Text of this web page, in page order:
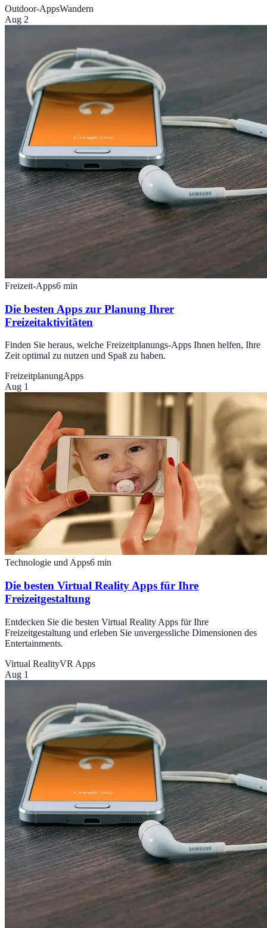
Outdoor-AppsWandern
Aug 2
Freizeit-Apps6 min
Die besten Apps zur Planung Ihrer
Freizeitaktivitäten
Finden Sie heraus, welche Freizeitplanungs-Apps Ihnen helfen, Ihre
Zeit optimal zu nutzen und Spaß zu haben.
FreizeitplanungApps
Aug 1
Technologie und Apps6 min
Die besten Virtual Reality Apps für Ihre
Freizeitgestaltung
Entdecken Sie die besten Virtual Reality Apps für Ihre
Freizeitgestaltung und erleben Sie unvergessliche Dimensionen des
Entertainments.
Virtual RealityVR Apps
Aug 1